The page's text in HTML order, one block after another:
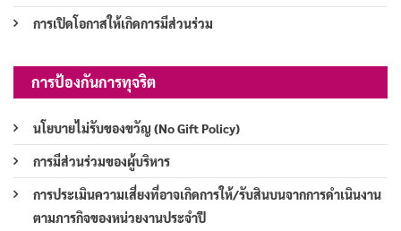
การเปิดโอกาสให้เกิดการมีส่วนร่วม
การป้องกันการทุจริต
นโยบายไม่รับของขวัญ (No Gift Policy)
การมีส่วนร่วมของผู้บริหาร
การประเมินความเสี่ยงที่อาจเกิดการให้/รับสินบนจากการดำเนินงาน
ตามภารกิจของหน่วยงานประจำปี